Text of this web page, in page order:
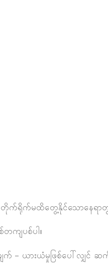
တိုက်ရိုက်မထိတွေ့နိုင်သောနေရာတွ
ကျပစ်ပါ။
– ယားယံမှုဖြစ်ပေါ်လျှင် ဆ